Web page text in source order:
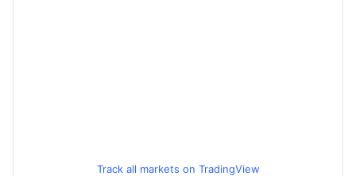
Track all markets on TradingView